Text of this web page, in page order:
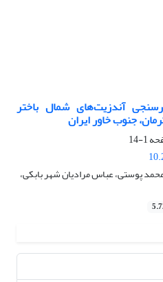
آندزیت‌های شمال باختر
جنوب خاور ایران
1-14
پوستی، عباس مرادیان شهر بابکی،